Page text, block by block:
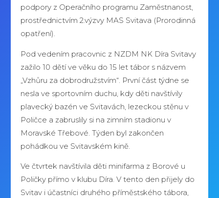
podpory z Operačního programu Zaměstnanost,
prostřednictvím 2.výzvy MAS Svitava (Prorodinná
opatření).
Pod vedením pracovnic z NZDM NK Díra Svitavy
zažilo 10 dětí ve věku do 15 let tábor s názvem
„Vzhůru za dobrodružstvím“. První část týdne se
nesla ve sportovním duchu, kdy děti navštívily
plavecký bazén ve Svitavách, lezeckou stěnu v
Poličce a zabruslily si na zimním stadionu v
Moravské Třebové. Týden byl zakončen
pohádkou ve Svitavském kině.
Ve čtvrtek navštívila děti minifarma z Borové u
Poličky přímo v klubu Díra. V tento den přijely do
Svitav i účastníci druhého příměstského tábora,